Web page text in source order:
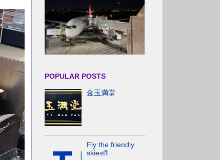
POPULAR POSTS
金玉満堂
Fly the friendly
skies®